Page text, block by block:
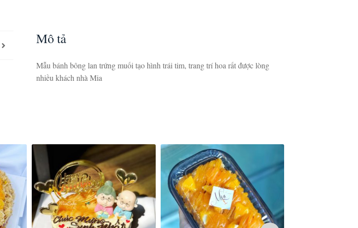
Mô tả
Mẫu bánh bông lan trứng muối tạo hình trái tim, trang trí hoa rất được lòng
nhiều khách nhà Mia